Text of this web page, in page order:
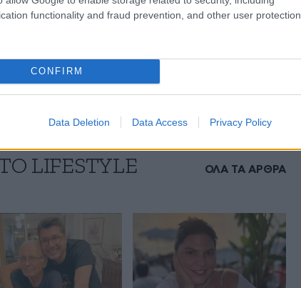
functionality and fraud prevention, and other user protection.
CONFIRM
Data Deletion Data Access Privacy Policy
«Η γυναίκα που αγαπάς παραμένει η
LIFESTYLE ΟΛΑ ΤΑ ΑΡΘΡΑ